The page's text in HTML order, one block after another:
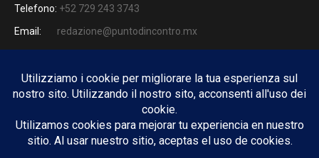
Telefono: +52 729 243 3743
Email:
redazione@puntodincontro.mx
PUNTODINCONTRO